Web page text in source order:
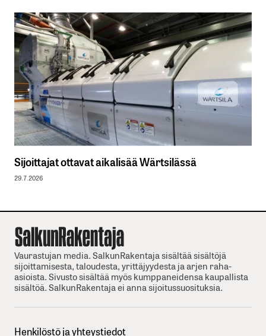
Sijoittajat ottavat aikalisää Wärtsilässä
29.7.2026
Vaurastujan media. SalkunRakentaja sisältää sisältöjä
sijoittamisesta, taloudesta, yrittäjyydesta ja arjen raha-
asioista. Sivusto sisältää myös kumppaneidensa kaupallista
sisältöä. SalkunRakentaja ei anna sijoitussuosituksia.
Henkilöstö ja yhteystiedot